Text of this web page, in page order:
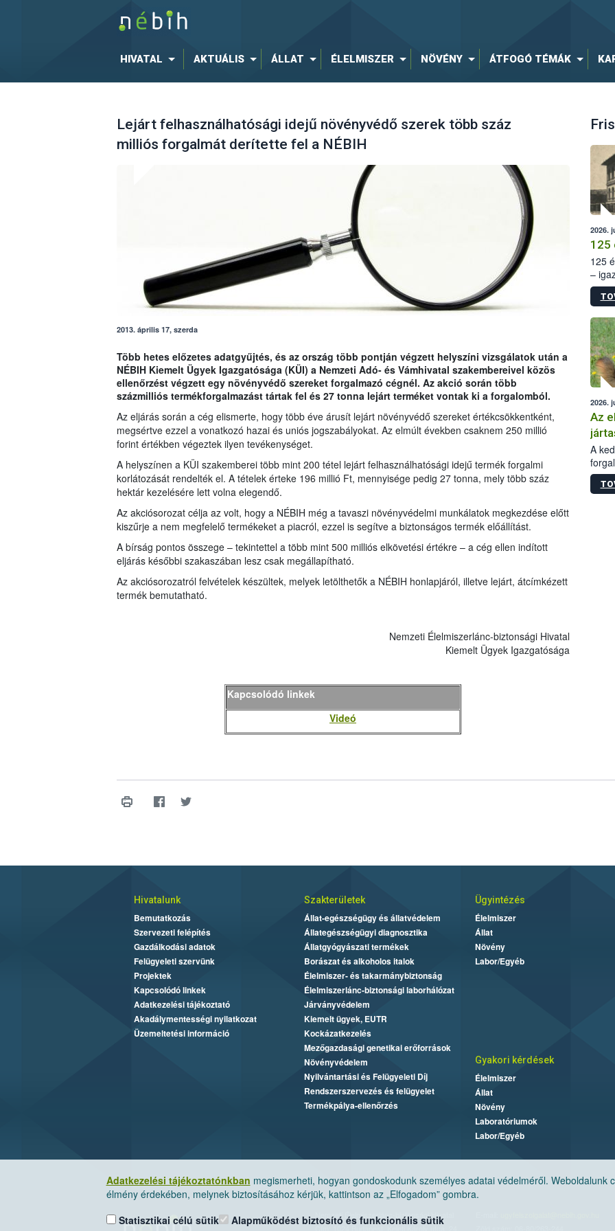
HIVATAL AKTUÁLIS ÁLLAT ÉLELMISZER NÖVÉNY ÁTFOGÓ TÉMÁK
Lejárt felhasználhatósági idejű növényvédő szerek több száz
milliós forgalmát derítette fel a NÉBIH
2013. április 17, szerda
Több hetes előzetes adatgyűjtés, és az ország több pontján végzett helyszíni vizsgálatok után a
NÉBIH Kiemelt Ügyek Igazgatósága (KÜI) a Nemzeti Adó- és Vámhivatal szakembereivel közös
ellenőrzést végzett egy növényvédő szereket forgalmazó cégnél. Az akció során több
százmilliós termékforgalmazást tártak fel és 27 tonna lejárt terméket vontak ki a forgalomból.
Az eljárás során a cég elismerte, hogy több éve árusít lejárt növényvédő szereket értékcsökkentként,
megsértve ezzel a vonatkozó hazai és uniós jogszabályokat. Az elmúlt években csaknem 250 millió
forint értékben végeztek ilyen tevékenységet.
A helyszínen a KÜI szakemberei több mint 200 tétel lejárt felhasználhatósági idejű termék forgalmi
korlátozását rendelték el. A tételek érteke 196 millió Ft, mennyisége pedig 27 tonna, mely több száz
hektár kezelésére lett volna elegendő.
Az akciósorozat célja az volt, hogy a NÉBIH még a tavaszi növényvédelmi munkálatok megkezdése előtt
kiszűrje a nem megfelelő termékeket a piacról, ezzel is segítve a biztonságos termék előállítást.
A bírság pontos összege – tekintettel a több mint 500 milliós elkövetési értékre – a cég ellen indított
eljárás későbbi szakaszában lesz csak megállapítható.
Az akciósorozatról felvételek készültek, melyek letölthetők a NÉBIH honlapjáról, illetve lejárt, átcímkézett
termék bemutatható.
Nemzeti Élelmiszerlánc-biztonsági Hivatal
Kiemelt Ügyek Igazgatósága
Kapcsolódó linkek
Videó
2026.
125
125
–
15.
2026.
Az
A
Adatkezelési tájékoztatónkban megismerheti, hogyan gondoskodunk személyes adatai védelméről. Weboldalunk
élmény érdekében, melynek biztosításához kérjük, kattintson az „Elfogadom” gombra.
Statisztikai célú sütik
Alapműködést biztosító és funkcionális sütik
Hivatalunk
Bemutatkozás
Szervezeti felépítés
Gazdálkodási adatok
Felügyeleti szervünk
Projektek
Kapcsolódó linkek
Adatkezelési tájékoztató
Akadálymentességi nyilatkozat
Üzemeltetési információ
Szakterületek
Állat-egészségügy és állatvédelem
Állategészségügyi diagnosztika
Állatgyógyászati termékek
Borászat és alkoholos italok
Élelmiszer- és takarmánybiztonság
Élelmiszerlánc-biztonsági laborhálózat
Járványvédelem
Kiemelt ügyek, EUTR
Kockázatkezelés
Mezőgazdasági genetikai erőforrások
Növényvédelem
Nyilvántartási és Felügyeleti Díj
Rendszerszervezés és felügyelet
Termékpálya-ellenőrzés
Ügyintézés
Élelmiszer
Állat
Növény
Labor/Egyéb
Gyakori kérdések
Élelmiszer
Állat
Növény
Laboratóriumok
Labor/Egyéb
Nemzeti Élelmiszerlánc-biztonsági Hivatal